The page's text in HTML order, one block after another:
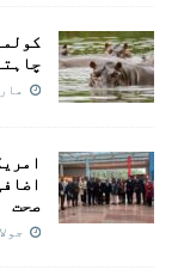
مارچ 3,
صحت
جولائی